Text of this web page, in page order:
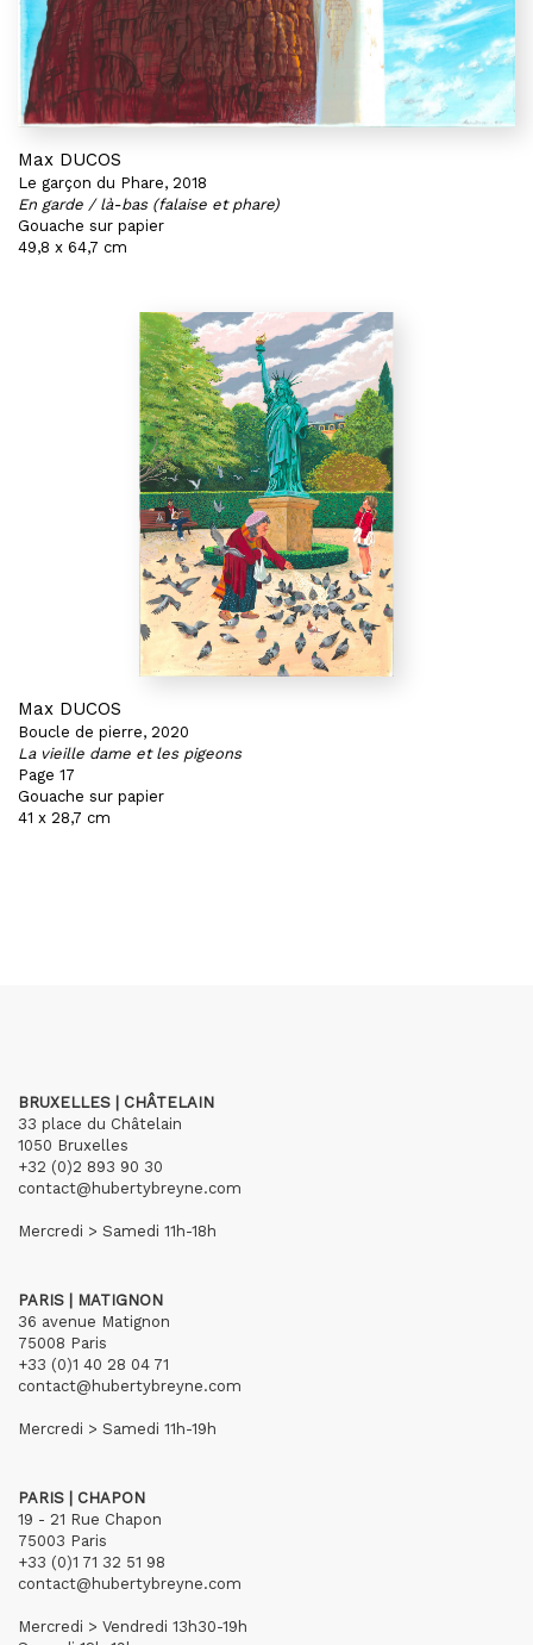
Max DUCOS
Le garçon du Phare, 2018
En garde / là-bas (falaise et phare)
Gouache sur papier
49,8 x 64,7 cm
Max DUCOS
Boucle de pierre, 2020
La vieille dame et les pigeons
Page 17
Gouache sur papier
41 x 28,7 cm
BRUXELLES | CHÂTELAIN
33 place du Châtelain
1050 Bruxelles
+32 (0)2 893 90 30
contact@hubertybreyne.com
Mercredi > Samedi 11h-18h
PARIS | MATIGNON
36 avenue Matignon
75008 Paris
+33 (0)1 40 28 04 71
contact@hubertybreyne.com
Mercredi > Samedi 11h-19h
PARIS | CHAPON
19 - 21 Rue Chapon
75003 Paris
+33 (0)1 71 32 51 98
contact@hubertybreyne.com
Mercredi > Vendredi 13h30-19h